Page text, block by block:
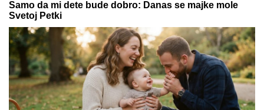
06. 08. 2026 09:39
Marija (3) se igrala u dvorištu i samo je nestala: Posle
42 godine otac je pronašao, zanemeo je kada je saznao
gde je bila